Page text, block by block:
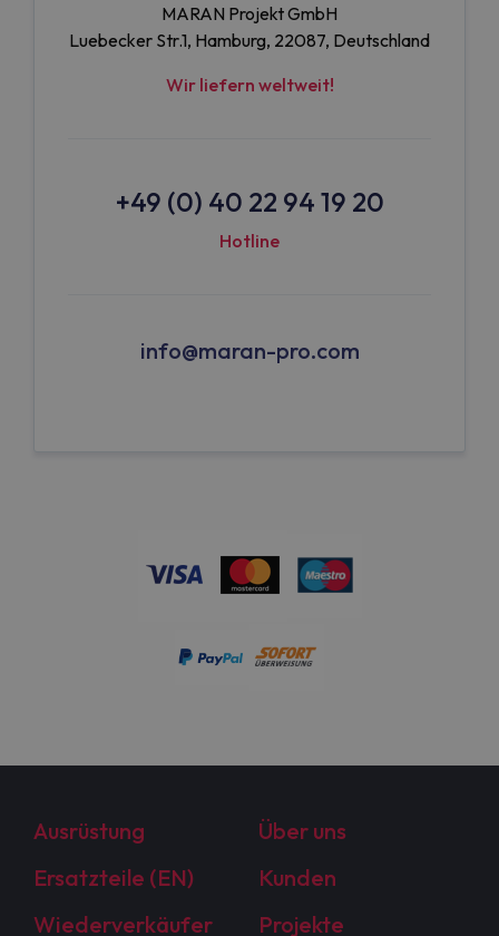
MARAN Projekt GmbH
Luebecker Str.1, Hamburg, 22087, Deutschland
Wir liefern weltweit!
+49 (0) 40 22 94 19 20
Hotline
info@maran-pro.com
Ausrüstung
Über uns
Ersatzteile (EN)
Kunden
Wiederverkäufer
Projekte